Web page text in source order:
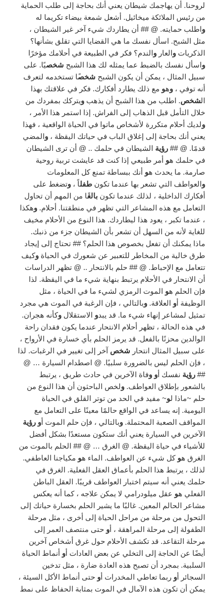
لروحنا. أن يهاجمك شيطان يعني أنك بحاجة إلى طلب الحماية
من رئيس الملائكة ميخائيل. أشعل شمعة بيضاء تكريما له
واطلب حمايته. @ ## أن يطاردك شيء آخر غير الشيطان ،
مثل الشبح. اسأل نفسك ما هي القضايا التي تقلق بشأنها؟
الذكرياتوالعاروالندم؟ فكر في الطبيعة في أحلامك مؤخرًا
واسأل نفسك بالضبط عما يمثله لك هذا الشبح شخصيًا. على
سبيل المثال ، يمكن أن يكون الشبح شخصًا تستخدمه لتعرف
أنه توفي ،وهو مع ذلك يطارد أفكارك. فكر في علاقتك بهذا
الشخص. اطلب من هذا الشبح أن يذهبويتركك بمفردك من
خلال التأمل قبل الذهاب إلى الفراش. إذا استمر هذا الأمر ،
ولديك أحلام متكررة لأشخاص ماتوا في الحياة الواقعية ، فهذا
يعني أنك بحاجة إلى إغلاق الباب في حياتك اليقظة ،والمضي
قدمًا. @ ##رؤية الشيطان في حلمك .. @ أن ترى الشيطان
في حلمك هو أمر طبيعي إذا كنت قد عايشت تربية روحية
صارمة. ما يحدث هو أنك ببساطة تمنع كل المعلومات
والعواطف التي تشعر بها عندما تكونطفلاً ،وتضغط على
أفكارك الداخلية ، لذلك عندما تكونبالغًا من المهم أن تحاول
التعامل مع هذه المشاعر التي تظهر في منطقتنا. أحلام.وهكذا
، عندما تكبر ، يعود هذا ليطاردك. هذا النوع من الأحلام مخيف
للغاية لأنه من السهل أن تشعر بأن الشيطان جزء من ذنبك.
ماذا يمكنك أن تفعل بخصوص هذا الحلم؟ ## تحتاج إلى إيجاد
طرق خالية من المخاطر للتعبير عن شعورك في الحياةوكيف
تتعامل مع الإحباط. @ ## حلم بالانتحار .. @ تظهر الدراسات
أن الانتحار في الأحلام يرتبط بنهاية شيء ما في اليقظة. لذا
فإن الحلم هو الموت الرمزي لشيء ما في الحياة ، مثل
الوظيفة أو العلاقة.وبالتالي ، فإن الرغبة في الموت هي مجرد
تمثيل لمشاعر إنهاء شيء ما. قد يبدو الاستقلالوكأنه هجران.
في هذه الحالة ، تظهر أحلام الانتحار عندما يكون فقدان راحة
الوالدين محزنًا بالفعل. قد يرمز الحلم بأي خسارة في الأرواح ،
على سبيل المثال انتحار شخص آخر إلى تغيير في الرغبات. لذا
، فإن الحلم ليس بالضرورة سلبيًا. @ اصطدام السيارة … @
##رؤية نفسك أو وفاة الآخرين في حادث طريق ، يرتبط
بالشعور بإطلاق العواطف.ولخص الباحثون أن هذا النوع من
حلم ~ماذا لو~ مفيد في الحد من توتر القلق في الحياة
اليومية. إنه يساعد في الواقع حالمًا معينًا على التعامل مع
المواقف الصعبة المحتملة.وبالتالي ، فإن حلم الموت أو رؤية
الآخرين في السيارة يعني أنك ستكون مستعدًا بشكل أفضل
للأشياء في حياة اليقظة. @ الغرق … @ ## الحلم بالموت من
الغرق هو كل شيء عن العواطف. الماء هو مكياجنا العاطفي.
لذلك ، يرتبط هذا الحلم بأعماق العقل الفعلية. الغرق في
حلمك يعني أنه سيتم اختبار العواطف قريبًا. العقل الباطن
الفعلي هو عقل ميلودرامي لا يمكن علاجه ، كما أنه يعكس
مشاعر الحالم المعين. غالبًا ما يشير الحلم بخسارة حياتك إلى
التحول من مرحلة من مراحل الحياة إلى أخرى ، مثل مرحلة
الطفولة إلى مرحلة المراهقة ، أو حتى منتصف العمر إلى
مرحلة التقاعد. قد تكشف الأحلام حول غرق أشخاص آخرين
أيضًا عن الحاجة إلى التخلي عن بعض العادات أو أنماط الحياة
السلبية. بمجرد أن تصبح هذه العادة ضارة ، مثل تدخين
السجائر أو ربما تعاطي المخدرات أو حتى أنماط الأكل السيئة ،
يمكن أن تكون هذه الآمال في الموت بمثابة الحفاظ على نمط